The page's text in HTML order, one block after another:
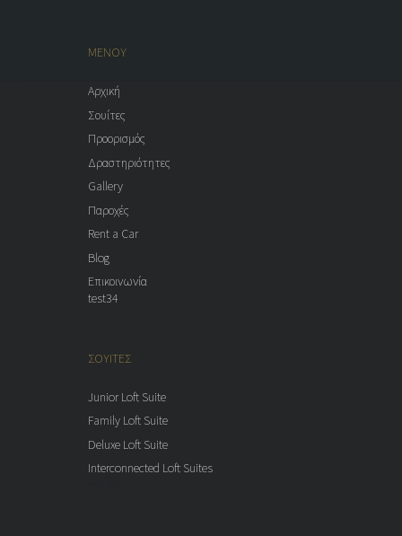
ΜΕΝΟΥ
Αρχική
Σουίτες
Προορισμός
Δραστηριότητες
Gallery
Παροχές
Rent a Car
Blog
Επικοινωνία
test34
ΣΟΥΙΤΕΣ
Junior Loft Suite
Family Loft Suite
Deluxe Loft Suite
Interconnected Loft Suites